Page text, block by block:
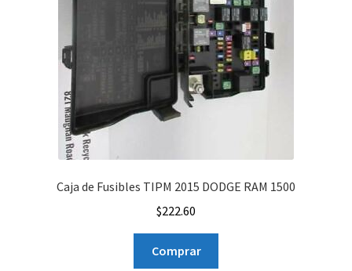
Caja de Fusibles TIPM 2015 DODGE RAM 1500
$222.60
Comprar